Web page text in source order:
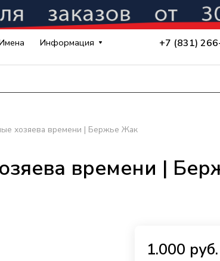
Информация +7 (831)
хозяева времени | Бержье Жак
времени |
1.000 руб.